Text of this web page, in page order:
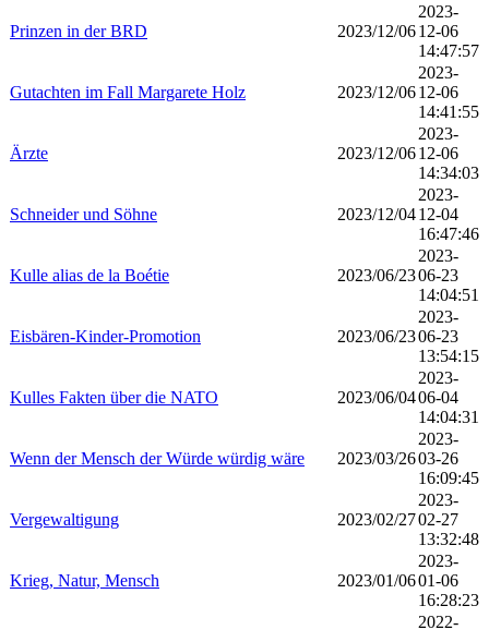
Prinzen in der BRD 2023/12/06
2023-
12-06
14:47:57
Gutachten im Fall Margarete Holz 2023/12/06
2023-
12-06
14:41:55
Ärzte 2023/12/06
2023-
12-06
14:34:03
Schneider und Söhne 2023/12/04
2023-
12-04
16:47:46
Kulle alias de la Boétie 2023/06/23
2023-
06-23
14:04:51
Eisbären-Kinder-Promotion 2023/06/23
2023-
06-23
13:54:15
Kulles Fakten über die NATO 2023/06/04
2023-
06-04
14:04:31
Wenn der Mensch der Würde würdig wäre 2023/03/26
2023-
03-26
16:09:45
Vergewaltigung 2023/02/27
2023-
02-27
13:32:48
Krieg, Natur, Mensch 2023/01/06
2023-
01-06
16:28:23
2022-